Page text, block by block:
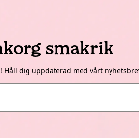
smakrik
Håll dig uppdaterad med vårt